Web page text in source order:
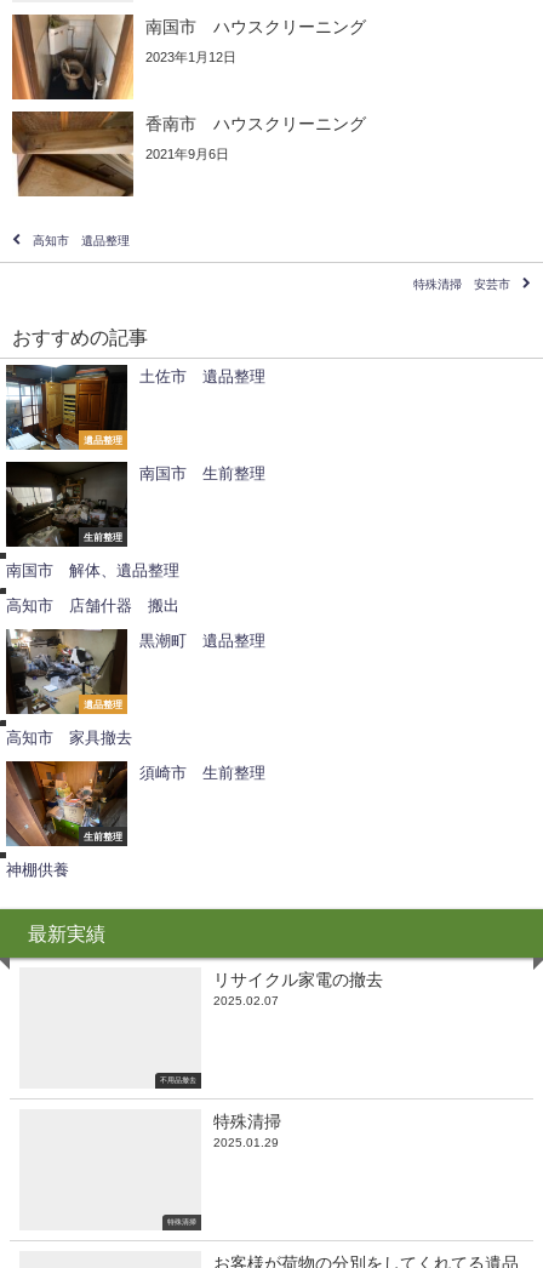
南国市 ハウスクリーニング
2023年1月12日
香南市 ハウスクリーニング
2021年9月6日
高知市 遺品整理
特殊清掃 安芸市
おすすめの記事
遺品整理
土佐市 遺品整理
生前整理
南国市 生前整理
南国市 解体、遺品整理
高知市 店舗什器 搬出
遺品整理
黒潮町 遺品整理
高知市 家具撤去
生前整理
須崎市 生前整理
神棚供養
最新実績
不用品撤去
リサイクル家電の撤去
2025.02.07
特殊清掃
特殊清掃
2025.01.29
お客様が荷物の分別をしてくれてる遺品